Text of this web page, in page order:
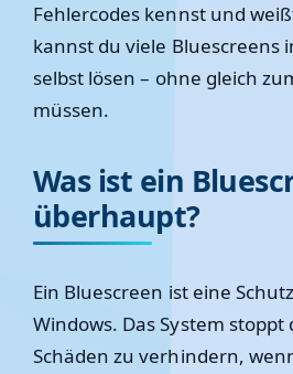
Fehlercodes kennst und
kannst du viele Bluescreens
selbst lösen – ohne gleich
müssen.
Was ist ein
überhaupt?
Ein Bluescreen ist eine
Windows. Das System
Schäden zu verhindern,